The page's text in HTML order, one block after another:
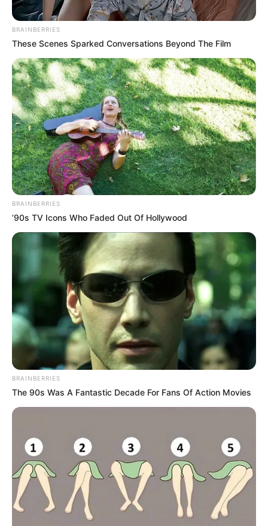
BRAINBERRIES
These Scenes Sparked Conversations Beyond The Film
BRAINBERRIES
’90s TV Icons Who Faded Out Of Hollywood
BRAINBERRIES
The 90s Was A Fantastic Decade For Fans Of Action Movies